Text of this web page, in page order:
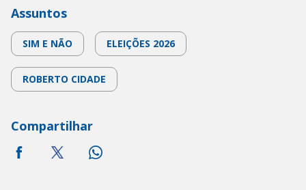
Assuntos
SIM E NÃO ELEIÇÕES 2026
ROBERTO CIDADE
Compartilhar